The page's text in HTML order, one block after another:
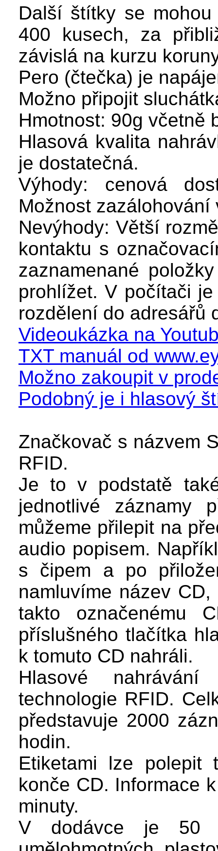
Další štítky se
400 kusech, za
závislá na kurzu
Pero (čtečka) je
Možno připojit
Hmotnost: 90g včetně
Hlasová kvalita
je dostatečná.
Výhody: cenová
Možnost zazálohování
Nevýhody: Větší
kontaktu s
zaznamenané
prohlížet. V počítači
rozdělení do adresářů
Videoukázka na
TXT manuál od
Možno zakoupit v
Podobný je i hlasový
Značkovač s názvem
RFID.
Je to v podstatě
jednotlivé záznamy
můžeme přilepit na
audio popisem.
s čipem a po
namluvíme název
takto označenému
příslušného tlačítka
k tomuto CD nahráli.
Hlasové
technologie RFID.
představuje 2000
hodin.
Etiketami lze polepit
konče CD. Informace
minuty.
V dodávce je 50